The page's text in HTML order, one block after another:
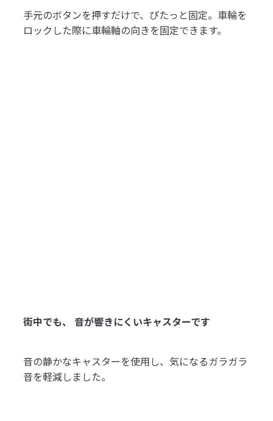
手元のボタンを押すだけで、ぴたっと固定。車輪を
ロックした際に車輪軸の向きを固定できます。
街中でも、 音が響きにくいキャスターです
音の静かなキャスターを使用し、気になるガラガラ
音を軽減しました。